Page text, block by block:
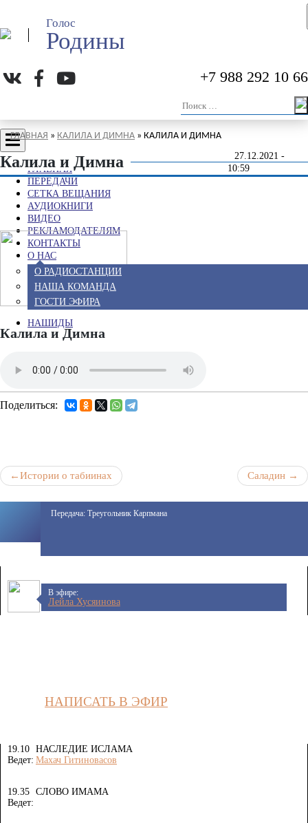
Голос
Родины
+7 988 292 10 66
ГЛАВНАЯ
ПЕРЕДАЧИ
СЕТКА ВЕЩАНИЯ
АУДИОКНИГИ
ВИДЕО
РЕКЛАМОДАТЕЛЯМ
КОНТАКТЫ
О НАС
О РАДИОСТАНЦИИ
НАША КОМАНДА
ГОСТИ ЭФИРА
НАШИДЫ
РЕКЛАМОДАТЕЛЯМ
КОНТАКТЫ
О НАС
НАША КОМАНДА
ГЛАВНАЯ » КАЛИЛА И ДИМНА » КАЛИЛА И ДИМНА
Калила и Димна
27.12.2021 -
10:59
Калила и Димна
Поделиться:
Истории о табиинах Саладин
Передача: Треугольник Карпмана
В эфире:
Лейла Хусяинова
НАПИСАТЬ В ЭФИР
19.10 НАСЛЕДИЕ ИСЛАМА
Ведет: Махач Гитиновасов
19.35 СЛОВО ИМАМА
Ведет: